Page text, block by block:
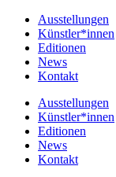
Ausstellungen
Künstler*innen
Editionen
News
Kontakt
Ausstellungen
Künstler*innen
Editionen
News
Kontakt